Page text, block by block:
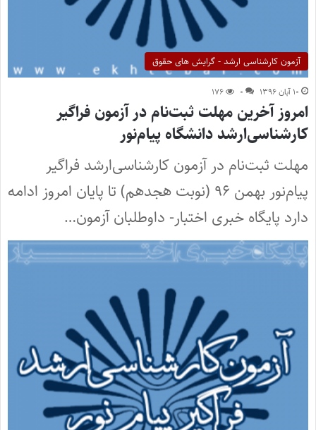
آزمون کارشناسی ارشد - گرایش های حقوق
۱۰ آبان ۱۳۹۶ ۰ ۱۷۶
امروز آخرین مهلت ثبت‌نام در آزمون فراگیر
کارشناسی‌ارشد دانشگاه پیام‌نور
مهلت ثبت‌نام در آزمون کارشناسی‌ارشد فراگیر
پیام‌نور بهمن ۹۶ (نوبت هجدهم) تا پایان امروز ادامه
دارد پایگاه خبری اختبار- داوطلبان آزمون…